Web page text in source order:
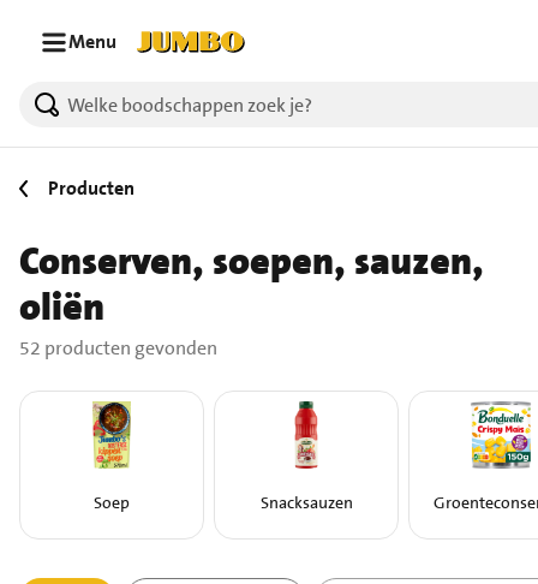
Menu
52 producten gevonden.
Producten
Conserven, soepen, sauzen,
oliën
52 producten gevonden
Soep Snacksauzen